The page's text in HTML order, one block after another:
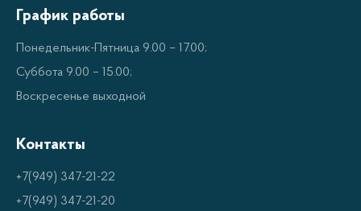
для приготовления кофе. Предназначена для
обеспечивать бесперебойную работу вашей
График работы
Понедельник-Пятница 9.00 – 17.00;
Суббота 9.00 – 15.00;
Воскресенье выходной
Контакты
+7(949) 347-21-22
+7(949) 347-21-20